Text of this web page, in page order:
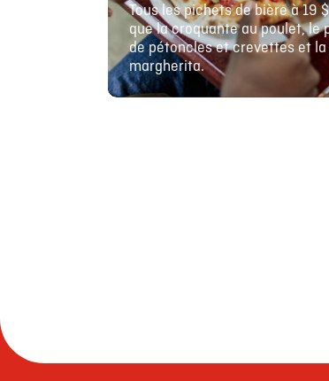
Tous les pichets de bière à 19
que la croquante au poulet, le
de pétoncles et crevettes et la
margherita.